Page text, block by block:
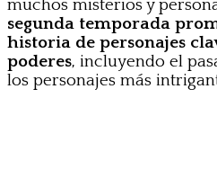
muchos misterios y
segunda temporada
historia de personajes
poderes, incluyendo el
los personajes más